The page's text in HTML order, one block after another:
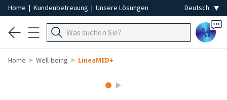
Home | Kundenbetreuung | Unsere Lösungen
Ai
Home Well-being LineaMED+